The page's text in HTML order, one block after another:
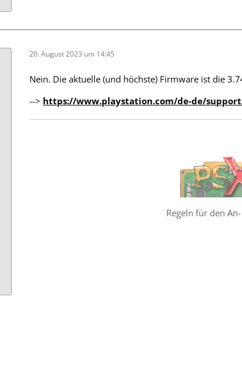
20. August 2023 um 14:45
Nein. Die aktuelle (und höchste) Firmware ist die
--> https://www.playstation.com/de-de/
Regeln für den